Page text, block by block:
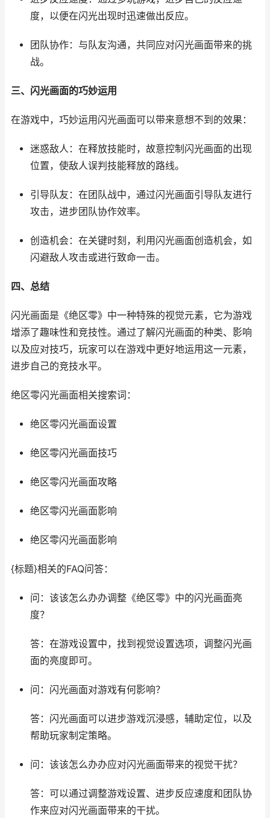
度，以便在闪光出现时迅速做出反应。
团队协作：与队友沟通，共同应对闪光画面带来的挑
战。
三、闪光画面的巧妙运用
在游戏中，巧妙运用闪光画面可以带来意想不到的效果：
迷惑敌人：在释放技能时，故意控制闪光画面的出现
位置，使敌人误判技能释放的路线。
引导队友：在团队战中，通过闪光画面引导队友进行
攻击，进步团队协作效率。
创造机会：在关键时刻，利用闪光画面创造机会，如
闪避敌人攻击或进行致命一击。
四、总结
闪光画面是《绝区零》中一种特殊的视觉元素，它为游戏
增添了趣味性和竞技性。通过了解闪光画面的种类、影响
以及应对技巧，玩家可以在游戏中更好地运用这一元素，
进步自己的竞技水平。
绝区零闪光画面相关搜索词：
绝区零闪光画面设置
绝区零闪光画面技巧
绝区零闪光画面攻略
绝区零闪光画面影响
绝区零闪光画面影响
{标题}相关的FAQ问答：
问：该该怎么办办调整《绝区零》中的闪光画面亮
度？
答：在游戏设置中，找到视觉设置选项，调整闪光画
面的亮度即可。
问：闪光画面对游戏有何影响？
答：闪光画面可以进步游戏沉浸感，辅助定位，以及
帮助玩家制定策略。
问：该该怎么办办应对闪光画面带来的视觉干扰？
答：可以通过调整游戏设置、进步反应速度和团队协
作来应对闪光画面带来的干扰。